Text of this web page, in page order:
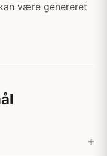
være genereret